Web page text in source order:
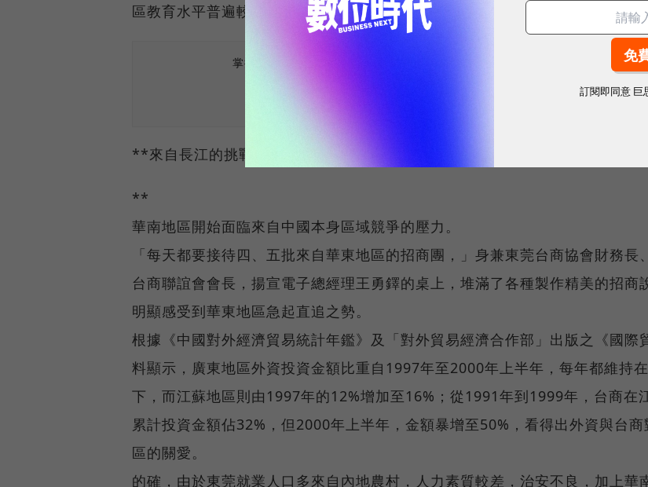
區教育水平普遍較高，正好滿足了業者需求。
掌握最新AI、半導體、數位趨勢！訂閱《數位時代》日報及社群活動訊息
**來自長江的挑戰
**
華南地區開始面臨來自中國本身區域競爭的壓力。
「每天都要接待四、五批來自華東地區的招商團，」身兼東莞台商協會財務長
台商聯誼會會長，揚宣電子總經理王勇鐸的桌上，堆滿了各種製作精美的招商
明顯感受到華東地區急起直追之勢。
根據《中國對外經濟貿易統計年鑑》及「對外貿易經濟合作部」出版之《國際
料顯示，廣東地區外資投資金額比重自1997年至2000年上半年，每年都維持
下，而江蘇地區則由1997年的12%增加至16%；從1991年到1999年，台商在
累計投資金額佔32%，但2000年上半年，金額暴增至50%，看得出外資與台商
區的關愛。
的確，由於東莞就業人口多來自內地農村，人力素質較差，治安不良，加上華
訂閱即同意 巨